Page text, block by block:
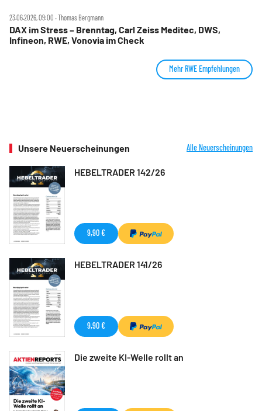
23.06.2026, 09:00 ‧ Thomas Bergmann
DAX im Stress – Brenntag, Carl Zeiss Meditec, DWS,
Infineon, RWE, Vonovia im Check
Mehr RWE Empfehlungen
Unsere Neuerscheinungen Alle Neuerscheinungen
HEBELTRADER 142/26
9,90 €
HEBELTRADER 141/26
9,90 €
Die zweite KI-Welle rollt an